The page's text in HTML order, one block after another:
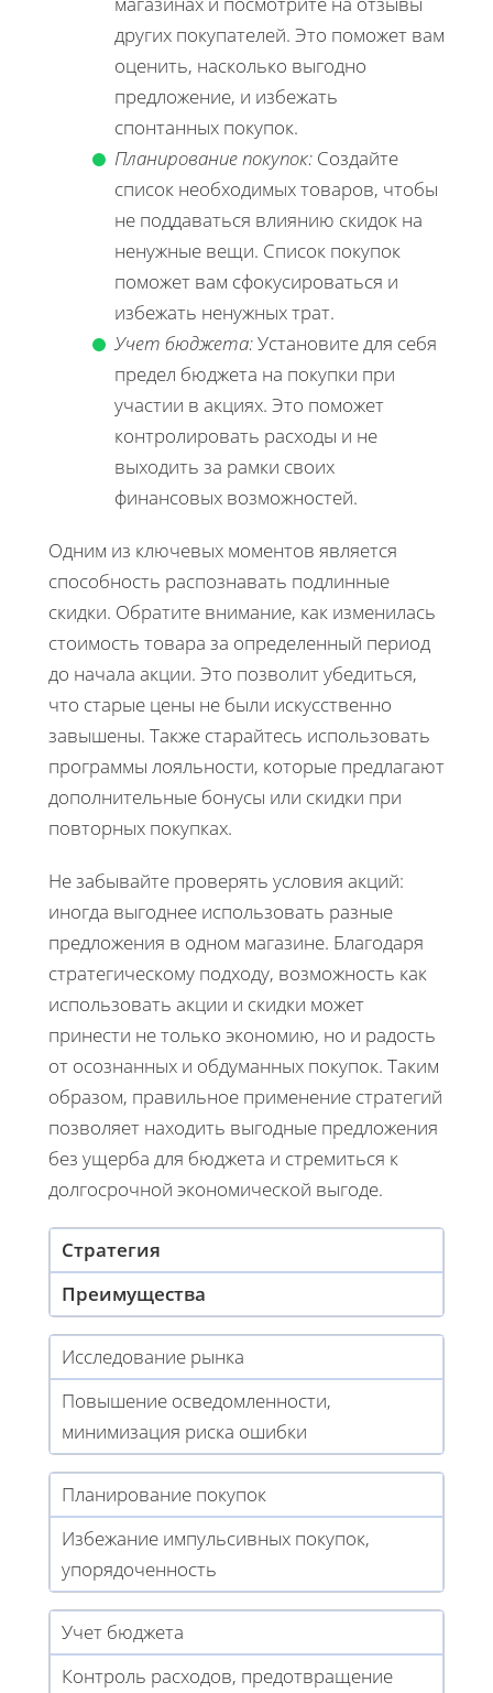
других покупателей. Это поможет вам
оценить, насколько выгодно
предложение, и избежать
спонтанных покупок.
Планирование покупок: Создайте
список необходимых товаров, чтобы
не поддаваться влиянию скидок на
ненужные вещи. Список покупок
поможет вам сфокусироваться и
избежать ненужных трат.
Учет бюджета:Установите для себя
предел бюджета на покупки при
участии в акциях. Это поможет
контролировать расходы и не
выходить за рамки своих
финансовых возможностей.
Одним из ключевых моментов является
способность распознавать подлинные
скидки. Обратите внимание, как изменилась
стоимость товара за определенный период
до начала акции. Это позволит убедиться,
что старые цены не были искусственно
завышены. Также старайтесь использовать
программы лояльности, которые предлагают
дополнительные бонусы или скидки при
повторных покупках.
Не забывайте проверять условия акций:
иногда выгоднее использовать разные
предложения в одном магазине. Благодаря
стратегическому подходу, возможность как
использовать акции и скидки может
принести не только экономию, но и радость
от осознанных и обдуманных покупок. Таким
образом, правильное применение стратегий
позволяет находить выгодные предложения
без ущерба для бюджета и стремиться к
долгосрочной экономической выгоде.
Стратегия
Преимущества
Исследование рынка
Повышение осведомленности,
минимизация риска ошибки
Планирование покупок
Избежание импульсивных покупок,
упорядоченность
Учет бюджета
Контроль расходов, предотвращение